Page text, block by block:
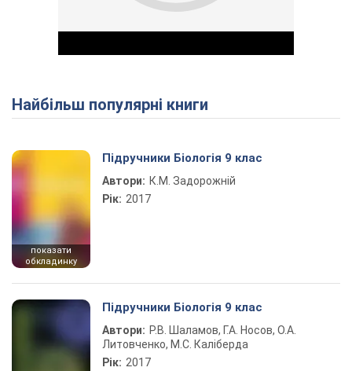
Play Video
Найбільш популярні книги
показати
обкладинку
Підручники Біологія 9 клас
Автори: К.М. Задорожній
Рік: 2017
Підручники Біологія 9 клас
Автори: Р.В. Шаламов, Г.А. Носов, О.А.
Литовченко, М.С. Каліберда
Рік: 2017